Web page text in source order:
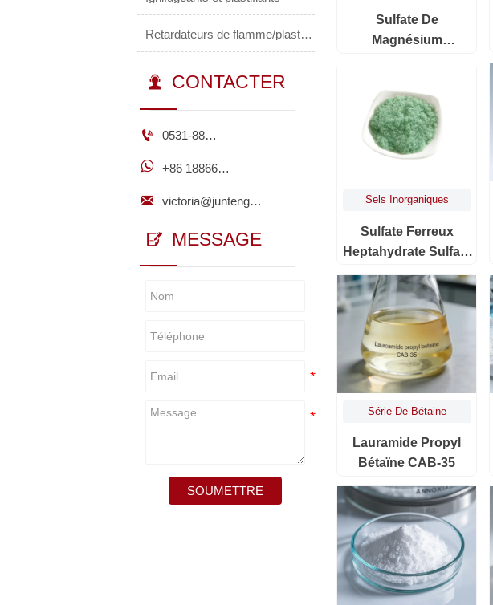
Retardateurs de flamme/plastifiants
 CONTACTER
 0531-8823 4778
 +86 18866832776
 victoria@juntengchem.com
 MESSAGE
SOUMETTRE
Sulfate De
Magnésium
Sels Inorganiques
Sulfate Ferreux
Heptahydrate Sulfate
Série De Bétaine
Lauramide Propyl
Bétaïne CAB-35